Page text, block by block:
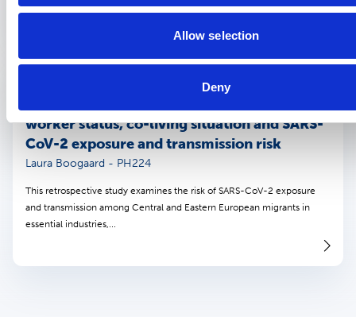
Allow selection
Deny
worker status, co-living situation and SARS-
CoV-2 exposure and transmission risk
Laura Boogaard - PH224
This retrospective study examines the risk of SARS-CoV-2 exposure
and transmission among Central and Eastern European migrants in
essential industries,...